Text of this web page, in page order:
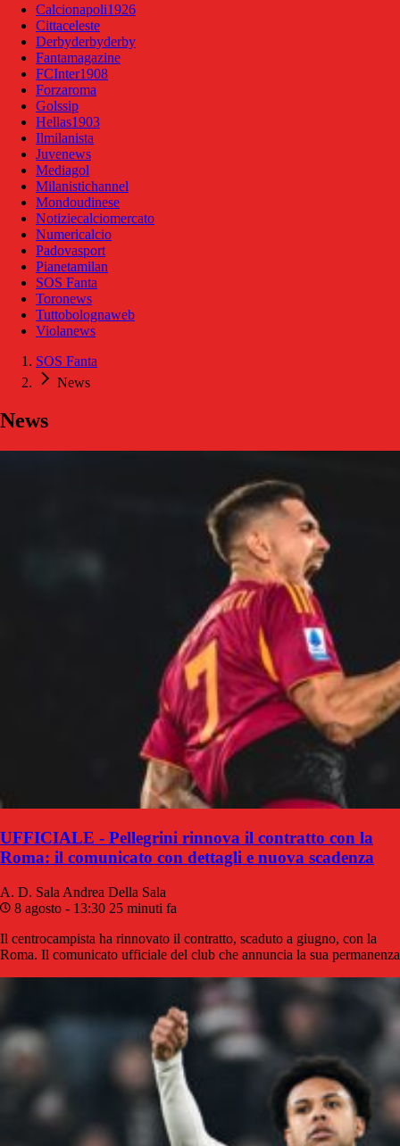
Calcionapoli1926
Cittaceleste
Derbyderbyderby
Fantamagazine
FCInter1908
Forzaroma
Golssip
Hellas1903
Ilmilanista
Juvenews
Mediagol
Milanistichannel
Mondoudinese
Notiziecalciomercato
Numericalcio
Padovasport
Pianetamilan
SOS Fanta
Toronews
Tuttobolognaweb
Violanews
SOS Fanta
News
News
UFFICIALE - Pellegrini rinnova il contratto con la
Roma: il comunicato con dettagli e nuova scadenza
A. D. Sala Andrea Della Sala
8 agosto - 13:30 25 minuti fa
Il centrocampista ha rinnovato il contratto, scaduto a giugno, con la
Roma. Il comunicato ufficiale del club che annuncia la sua permanenza